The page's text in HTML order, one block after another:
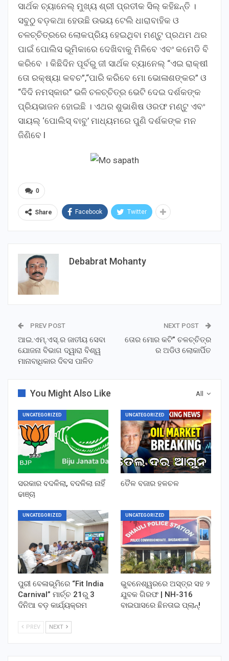
ସାର୍ଥକ ଚ୍ୟାନେଲ୍ ମୁଖ୍ୟ ଶ୍ରୀ ପ୍ରତୀକ ସିଲ୍ କହିଛନ୍ତି ।
ସବୁଠୁ ବଡ଼କଥା ହେଉଛି ଉଭୟ ଟେଲି ଧାରାବାହିକ ଓ
ଚଳଚ୍ଚିତ୍ରରେ ଲୋକପ୍ରିୟ ହେଇଥିବା ମଣ୍ଟୁ ପ୍ରଥମ ଥର
ପାଇଁ ପୋଲିସ ଭୂମିକାରେ ଦେଖିବାକୁ ମିଳିବେ ଏବଂ କମେଡି ବି
କରିବେ । କିଛିଦିନ ପୂର୍ବରୁ ଜୀ ସାର୍ଥକ ଚ୍ୟାନେଲ୍ “ଏଇ ରାକ୍ଷୀ
ତୋ ରକ୍ଷ୍ୟା କବଚ”,“ପାରି କରିବେ ମୋ ଭୋଳାଶଙ୍କର” ଓ
“ଦିଦି ନମସ୍କାର” ଭଳି ଚଳଚ୍ଚିତ୍ର ଭେଟି ଦେଇ ଦର୍ଶକଙ୍କ
ପ୍ରିୟଭାଜନ ହୋଇଛି । ଏଥର ଶୁଭାଶିଷ ଓରଫ ମଣ୍ଟୁ ଏବଂ
ସାୟଲ୍ ‘ପୋଲିସ୍ ବାବୁ’ ମାଧ୍ୟମରେ ପୁଣି ଦର୍ଶକଙ୍କ ମନ
ଜିଣିବେ l
0
Share Facebook Twitter
Debabrat Mohanty
PREV POST
ଆଇ.ଏମ୍‌.ଏସ୍‌.ର ଜାତୀୟ ସେବା
ଯୋଜନା ବିଭାଗ ଦ୍ୱାରା ବିଶ୍ୱ
ମାନାବାଧିକାର ଦିବସ ପାଳିତ
NEXT POST
ତୋର ମୋର କଟି” ଚଳଚ୍ଚିତ୍ର
ର ଅଡିଓ ଲୋକାର୍ପିତ
All
You Might Also Like
UNCATEGORIZED
ସରକାର ବଦଳିଲା, ବଦଳିଲା ନାହିଁ
ଢାଞ୍ଚା
UNCATEGORIZED
ତୈଳ ବଜାର ହଳଚଳ
UNCATEGORIZED
ପୁରୀ ବେଳାଭୂମିରେ “Fit India
Carnival” ମାର୍ଚ୍ଚ 21ରୁ 3
ଦିନିଆ ବଡ଼ କାର୍ଯ୍ୟକ୍ରମ
UNCATEGORIZED
ଭୁବନେଶ୍ୱରରେ ଅସ୍ତ୍ର ସହ ୨
ଯୁବକ ଗିରଫ | NH-316
ବାଇପାସରେ ଛିନତାଇ ପ୍ଲାନ୍!
PREV NEXT